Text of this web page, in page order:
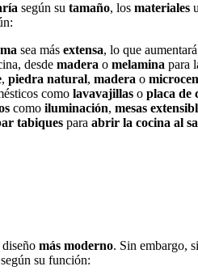
según su tamaño, los materiales
sea más extensa, lo que
desde madera o melamina para
, piedra natural, madera o
como lavavajillas o placa de
como iluminación, mesas
tabiques para abrir la cocina al
diseño más moderno. Sin embargo,
su función: